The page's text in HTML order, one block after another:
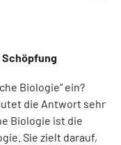
Biologie“ ein?
die Antwort sehr
Biologie ist die
Sie zielt darauf,